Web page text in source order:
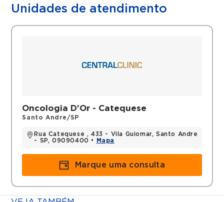
Paulista de Medicina, EPM, Brasil.
Filiações
Residência médica. Escola Paulista de
registro: CRMESP 60738
Título de Especialista em Hematologia-
Hemoterapia, Associação Médica Brasileira -
SBHH (2007)
Unidades de atendimento
Oncologia D'Or - Catequese
Santo Andre/SP
Rua Catequese , 433 - Vila Guiomar, Santo Andre
- SP, 09090400 •
Mapa
Marque uma consulta